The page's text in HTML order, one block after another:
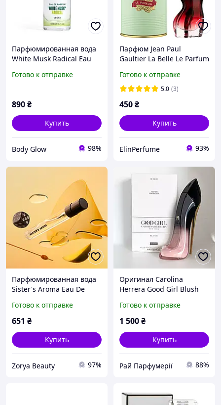
Парфюмированная вода
White Musk Radical Eau
Shop,15 ml
Готово к отправке
890₴
Купить
Body Glow 98%
Парфюм Jean Paul
Gaultier La Belle Le Parfum
Готье Ля Бель Ле
Парфюм)
Готово к отправке
5.0 (3)
450₴
Купить
ElinPerfume 93%
Парфюмированная вода
Sister's Aroma Eau De
Готово к отправке
651 ₴
Купить
Zorya Beauty 97%
Оригинал Carolina
Herrera Good Girl Blush
гуд герл еліксір
парфюмированная вода
Готово к отправке
1 500₴
Купить
Рай Парфумерії 88%